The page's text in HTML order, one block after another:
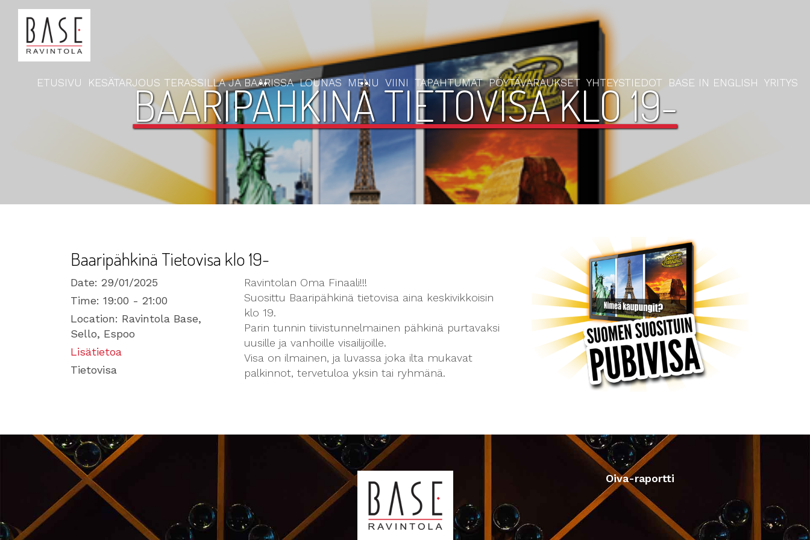
ETUSIVU KESÄTARJOUS TERASSILLA JA BAARISSA LOUNAS MENU VIINI TAPAHTUMAT PÖYTÄVARAUKSET YHTEYSTIEDOT BASE IN ENGLISH YRITYS
BAARIPÄHKINÄ TIETOVISA KLO 19-
Baaripähkinä Tietovisa klo 19-
Date: 29/01/2025
Time: 19:00 - 21:00
Location: Ravintola Base,
Sello, Espoo
Lisätietoa
Tietovisa
Ravintolan Oma Finaali!!!
Suosittu Baaripähkinä tietovisa aina keskivikkoisin
klo 19.
Parin tunnin tiivistunnelmainen pähkinä purtavaksi
uusille ja vanhoille visailijoille.
Visa on ilmainen, ja luvassa joka ilta mukavat
palkinnot, tervetuloa yksin tai ryhmänä.
Oiva-raportti